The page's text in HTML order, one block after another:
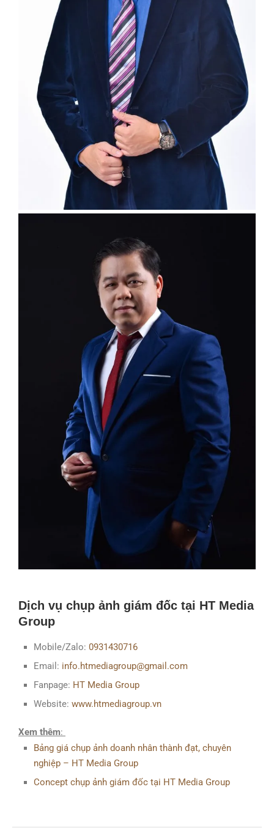
Dịch vụ chụp ảnh giám đốc tại HT Media
Group
Mobile/Zalo: 0931430716
Email: info.htmediagroup@gmail.com
Fanpage: HT Media Group
Website: www.htmediagroup.vn
Xem thêm:
Bảng giá chụp ảnh doanh nhân thành đạt, chuyên
nghiệp – HT Media Group
Concept chụp ảnh giám đốc tại HT Media Group